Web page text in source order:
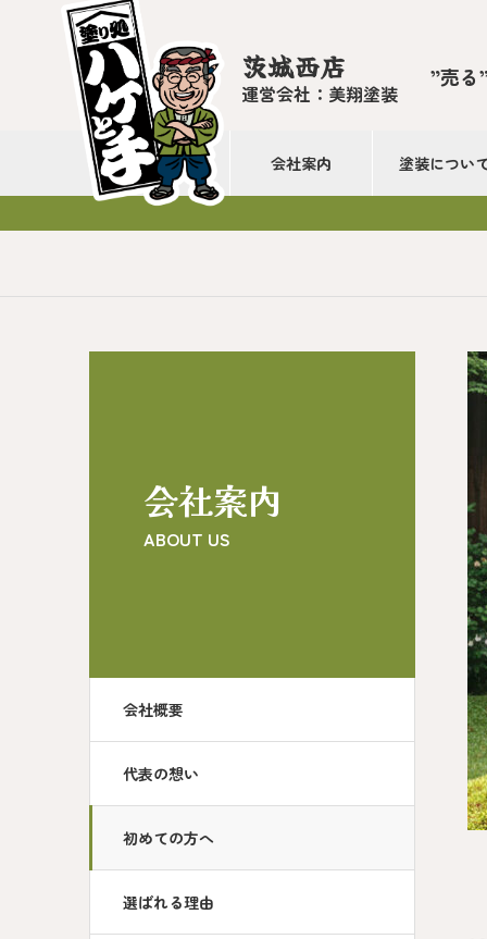
茨城西店
運営会社：美翔塗装
”売る
会社案内 塗装につい
会社案内
ABOUT US
会社概要
代表の想い
初めての方へ
選ばれる理由